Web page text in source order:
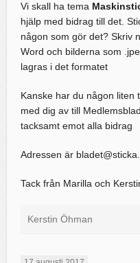
Vi skall ha tema
hjälp med bidrag till det.
någon som gör det? Skriv
Word och bilderna som
lagras i det formatet
Kanske har du någon liten
med dig av till
tacksamt emot alla bidrag
Adressen är
Tack från Marilla och
Kerstin Öhman